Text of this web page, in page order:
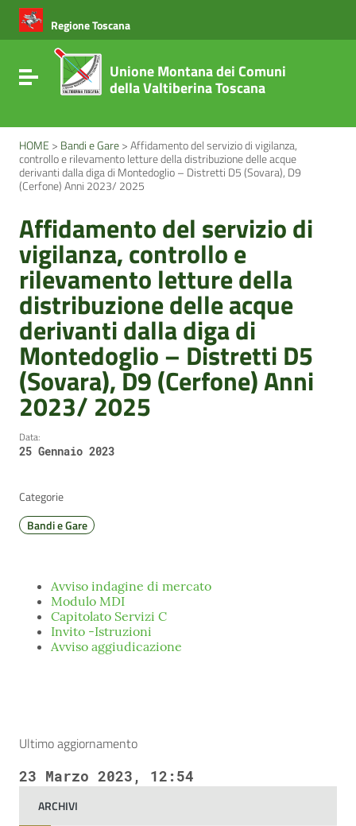
Vai ai contenuti
Vai al menu di navigazione
Vai al footer
Regione Toscana
Attiva / disattiva la navigazione
Unione Montana dei Comuni
della Valtiberina Toscana
HOME > Bandi e Gare>Affidamento del servizio di vigilanza,
controllo e rilevamento letture della distribuzione delle acque
derivanti dalla diga di Montedoglio – Distretti D5 (Sovara), D9
(Cerfone) Anni 2023/ 2025
Affidamento del servizio di
vigilanza, controllo e
rilevamento letture della
distribuzione delle acque
derivanti dalla diga di
Montedoglio – Distretti D5
(Sovara), D9 (Cerfone) Anni
2023/ 2025
Data:
25 Gennaio 2023
Categorie
Bandi e Gare
ARCHIVI
Avviso indagine di mercato
Modulo MDI
Capitolato Servizi C
Invito -Istruzioni
Avviso aggiudicazione
Ultimo aggiornamento
23 Marzo 2023, 12:54